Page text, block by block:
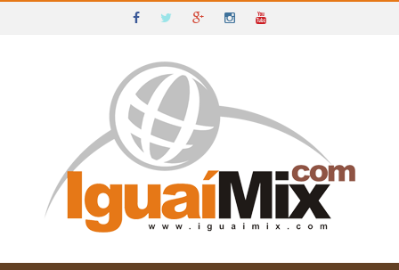
IGUAÍ E SUDOESTE DA BAHIA